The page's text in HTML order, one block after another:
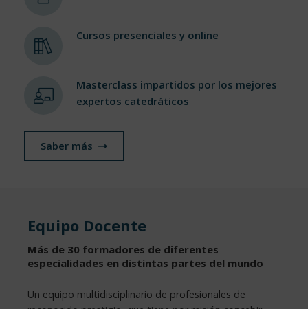
Cursos presenciales y online
Masterclass impartidos por los mejores
expertos catedráticos
Saber más
Equipo Docente
Más de 30 formadores de diferentes
especialidades en distintas partes del mundo
Un equipo multidisciplinario de profesionales de